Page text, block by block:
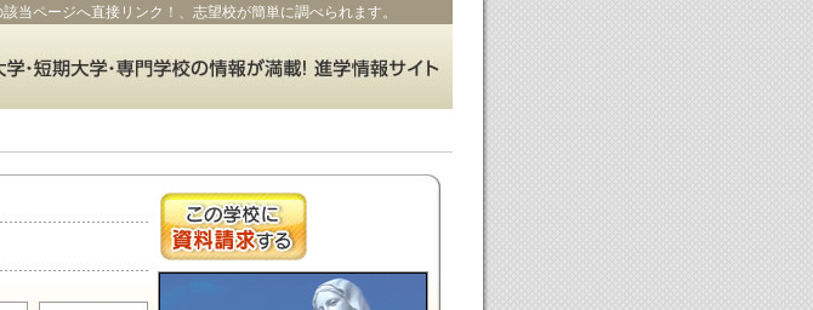
当ページへ直接リンク！、志望校が簡単に調べられます。